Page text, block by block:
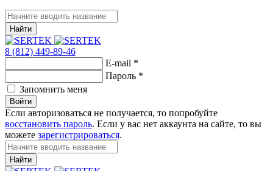
Найти
8 (812) 449-89-46
E-mail *
Пароль *
Запомнить меня
Войти
Если авторизоваться не получается, то попробуйте
восстановить пароль. Если у вас нет аккаунта на сайте, то вы
можете зарегистрироваться.
Найти